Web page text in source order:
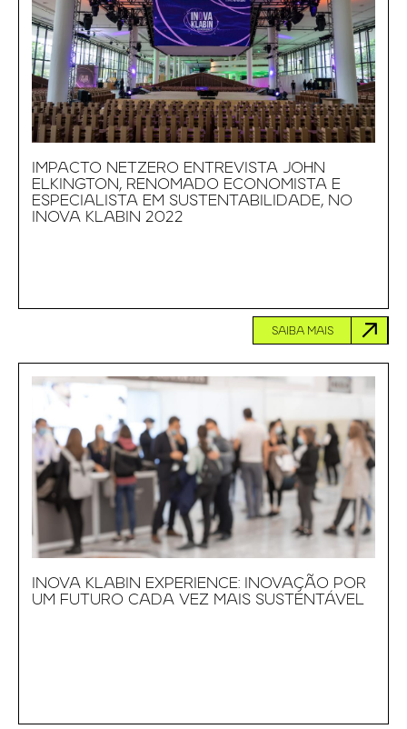
IMPACTO NETZERO ENTREVISTA JOHN
ELKINGTON, RENOMADO ECONOMISTA E
ESPECIALISTA EM SUSTENTABILIDADE, NO
INOVA KLABIN 2022
SAIBA MAIS
INOVA KLABIN EXPERIENCE: INOVAÇÃO POR
UM FUTURO CADA VEZ MAIS SUSTENTÁVEL